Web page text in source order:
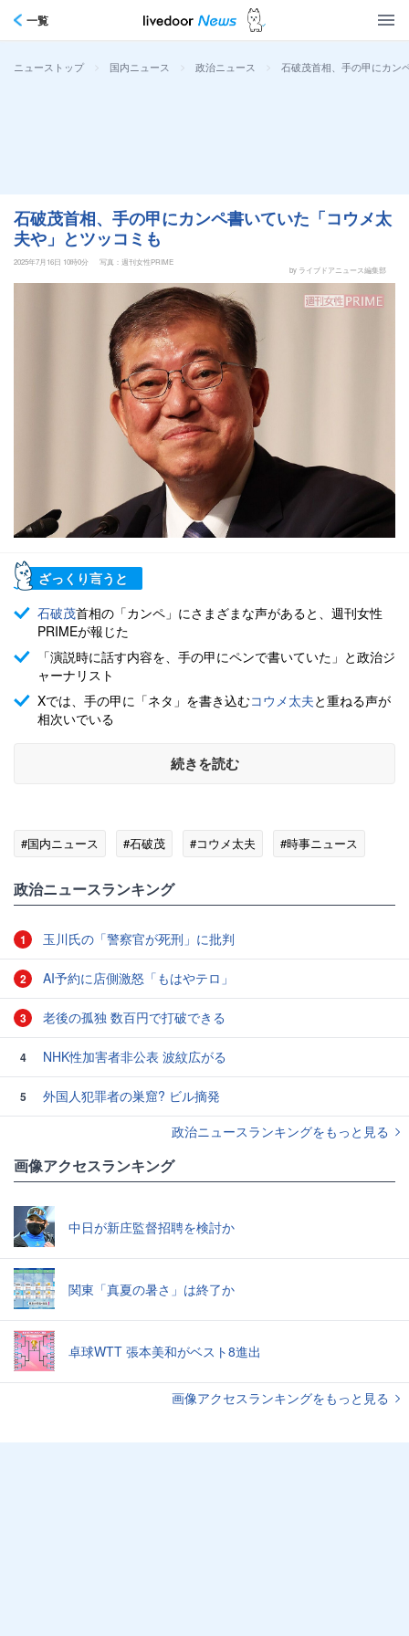
一覧
ニューストップ > 国内ニュース > 政治ニュース > 石破茂首相、手の甲にカン
石破茂首相、手の甲にカンペ書いていた「コウメ太
夫や」とツッコミも
2025年7月16日 10時0分
写真：週刊女性PRIME
by ライブドアニュース編集部
ざっくり言うと
石破茂首相の「カンペ」にさまざまな声があると、週刊女性
PRIMEが報じた
「演説時に話す内容を、手の甲にペンで書いていた」と政治ジ
ャーナリスト
Xでは、手の甲に「ネタ」を書き込むコウメ太夫と重ねる声が
相次いでいる
続きを読む
#国内ニュース #石破茂 #コウメ太夫 #時事ニュース
政治ニュースランキング
1 玉川氏の「警察官が死刑」に批判
2 AI予約に店側激怒「もはやテロ」
3 老後の孤独 数百円で打破できる
4 NHK性加害者非公表 波紋広がる
5
外国人犯罪者の巣窟? ビル摘発
政治ニュースランキングをもっと見る
画像アクセスランキング
中日が新庄監督招聘を検討か
関東「真夏の暑さ」は終了か
卓球WTT 張本美和がベスト8進出
画像アクセスランキングをもっと見る